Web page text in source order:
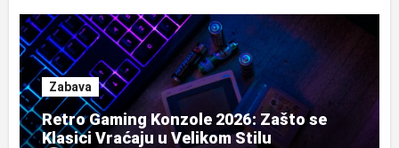
Zabava
Retro Gaming Konzole 2026: Zašto se
Klasici Vraćaju u Velikom Stilu